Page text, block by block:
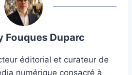
Fouques Duparc
éditorial et curateur de
numérique consacré à